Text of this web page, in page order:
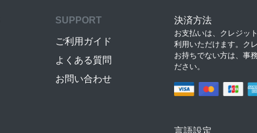
SUPPORT
ご利用ガイド
よくある質問
お問い合わせ
決済方法
お支払いは、クレジッ
利用いただけます。ク
お持ちでない方は、事
ださい。
言語設定